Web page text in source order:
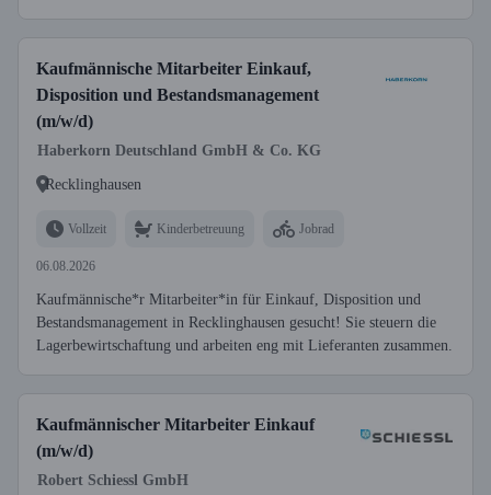
Kaufmännische Mitarbeiter Einkauf,
Disposition und Bestandsmanagement
(m/w/d)
Haberkorn Deutschland GmbH & Co. KG
Recklinghausen
Vollzeit Kinderbetreuung Jobrad
06.08.2026
Kaufmännische*r Mitarbeiter*in für Einkauf, Disposition und
Bestandsmanagement in Recklinghausen gesucht! Sie steuern die
Lagerbewirtschaftung und arbeiten eng mit Lieferanten zusammen.
Kaufmännischer Mitarbeiter Einkauf
(m/w/d)
Robert Schiessl GmbH